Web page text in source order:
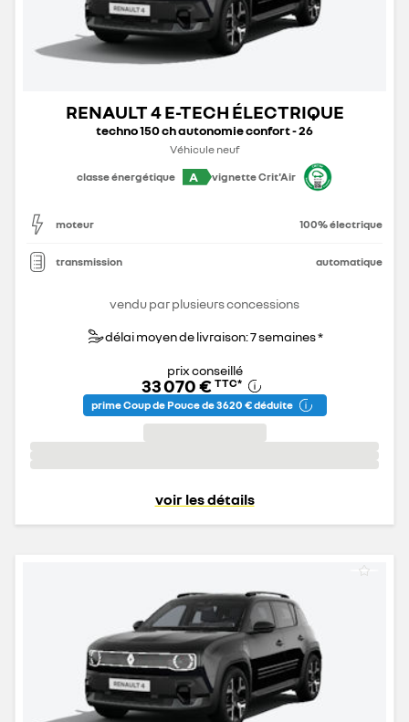
RENAULT 4 E-TECH ÉLECTRIQUE
techno 150 ch autonomie confort - 26
Véhicule neuf
classe énergétique
A vignette Crit'Air
moteur 100% électrique
transmission automatique
vendu par plusieurs concessions
délai moyen de livraison: 7 semaines *
prix conseillé
33 070 € TTC*
prime Coup de Pouce de 3 620 € déduite
voir les détails